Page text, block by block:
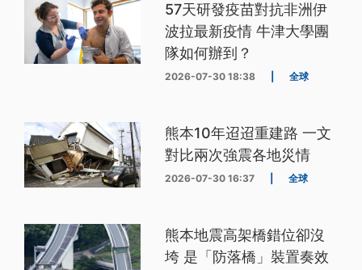
57天研發疫苗對抗非洲伊
波拉最新疫情 牛津大學團
隊如何辦到？
2026-07-30 18:38 全球
熊本10年迢迢重建路 一文
對比兩次強震各地災情
2026-07-30 16:37 全球
熊本地震高架橋錯位卻沒
垮 是「防落橋」裝置奏效